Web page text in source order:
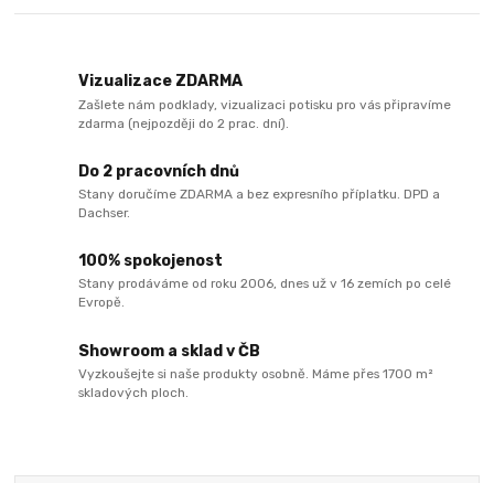
Vizualizace ZDARMA
Zašlete nám podklady, vizualizaci potisku pro vás připravíme
zdarma (nejpozději do 2 prac. dní).
Do 2 pracovních dnů
Stany doručíme ZDARMA a bez expresního příplatku. DPD a
Dachser.
100% spokojenost
Stany prodáváme od roku 2006, dnes už v 16 zemích po celé
Evropě.
Showroom a sklad v ČB
Vyzkoušejte si naše produkty osobně. Máme přes 1700 m²
skladových ploch.